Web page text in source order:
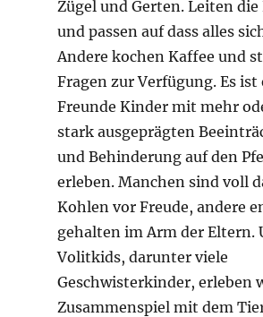
Zügel und Gerten. Leiten die
und passen auf dass alles
Andere kochen Kaffee und
Fragen zur Verfügung. Es ist
Freunde Kinder mit mehr
stark ausgeprägten
und Behinderung auf den
erleben. Manchen sind voll
Kohlen vor Freude, andere
gehalten im Arm der Eltern.
Volitkids, darunter viele
Geschwisterkinder, erleben
Zusammenspiel mit dem